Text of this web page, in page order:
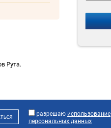
Рута.
разрешаю использование
персональных данных